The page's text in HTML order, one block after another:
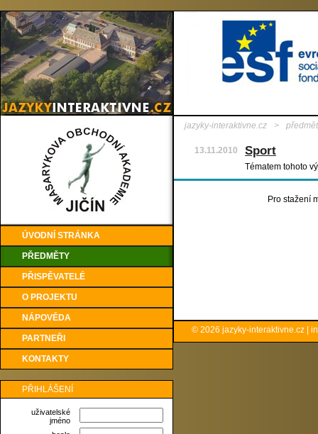
ÚVODNÍ STRÁNKA
PŘEDMĚTY
PŘISPĚVATELÉ
O PROJEKTU
NÁPOVĚDA
PARTNEŘI
KONTAKTY
PŘIHLÁŠENÍ
uživatelské
jméno
jazyky-interaktivne.cz >
13.11.2010 Sport
Tématem tohoto
Pro stažení
© 2026 jazyky-interaktivne.cz